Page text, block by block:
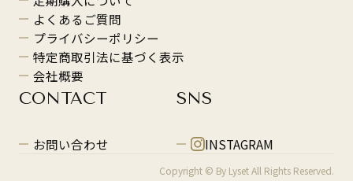
よくあるご質問
プライバシーポリシー
特定商取引法に基づく表示
会社概要
CONTACT
お問い合わせ
SNS
INSTAGRAM
Copyright © By Lyset All Rights Reserved.